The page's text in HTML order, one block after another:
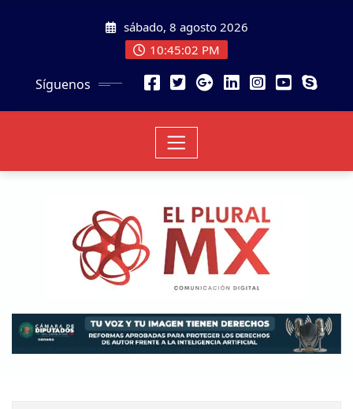
sábado, 8 agosto 2026
10:45:04 PM
Síguenos